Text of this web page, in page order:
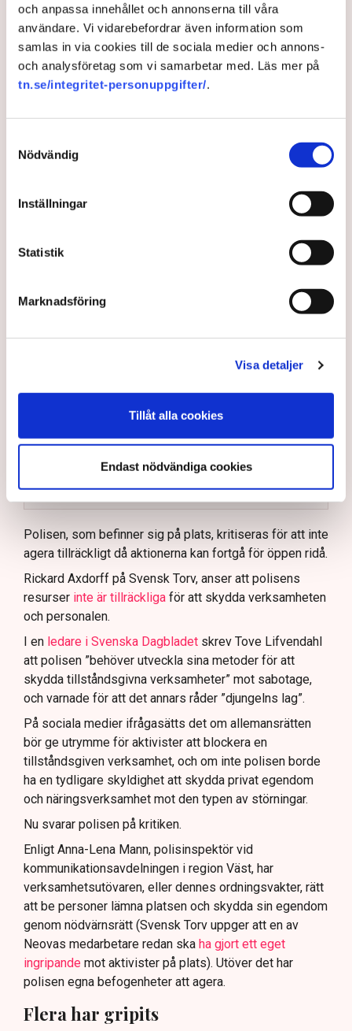
och anpassa innehållet och annonserna till våra
användare. Vi vidarebefordrar även information som
samlas in via cookies till de sociala medier och annons-
och analysföretag som vi samarbetar med. Läs mer på
tn.se/integritet-personuppgifter/.
Nödvändig
Inställningar
Statistik
Marknadsföring
Visa detaljer
Tillåt alla cookies
Endast nödvändiga cookies
gripanden”, säger Anna-Lena Mann,
polisinspektör i region Väst, till TN.
Torvtäkten i Grimsås i Tranemo kommun har sedan 28
efter att aktivister har klättrat upp påtorvproducenten
ogräsfrön över täkten.
Aktivisterna klättrar upp på
maskiner – polisen kan inte
AI-sammanfattning
aktionerna.
Polisinspektör Anna-Lena Mann förklarar polisens
agerande på plats.
40 personer misstänks med cirka 120
brottsmisstankar kopplade.
Polisen använder drönare och uniformerad polis
för att dokumentera bevis.
Samtidigt är polisarbetet komplext när det gäller
att navigera juridiska rättigheter och gränser.
Läs mer
Polisen, som befinner sig på plats, kritiseras för att inte
agera tillräckligt då aktionerna kan fortgå för öppen ridå.
Rickard Axdorff på Svensk Torv, anser att polisens
resurser inte är tillräckliga för att skydda verksamheten
och personalen.
I en ledare i Svenska Dagbladet skrev Tove Lifvendahl
att polisen ”behöver utveckla sina metoder för att
skydda tillståndsgivna verksamheter” mot sabotage,
och varnade för att det annars råder ”djungelns lag”.
På sociala medier ifrågasätts det om allemansrätten
bör ge utrymme för aktivister att blockera en
tillståndsgiven verksamhet, och om inte polisen borde
ha en tydligare skyldighet att skydda privat egendom
och näringsverksamhet mot den typen av störningar.
Nu svarar polisen på kritiken.
Enligt Anna-Lena Mann, polisinspektör vid
kommunikationsavdelningen i region Väst, har
verksamhetsutövaren, eller dennes ordningsvakter, rätt
att be personer lämna platsen och skydda sin egendom
genom nödvärnsrätt (Svensk Torv uppger att en av
Neovas medarbetare redan ska ha gjort ett eget
ingripande mot aktivister på plats). Utöver det har
polisen egna befogenheter att agera.
Flera har gripits